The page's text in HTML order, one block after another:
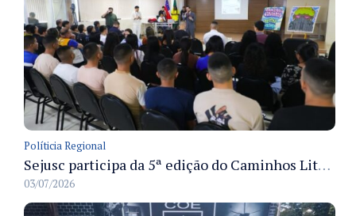
Políticia Regional
Sejusc participa da 5ª edição do Caminhos Literários com foco na cultura hip-hop nas unidades socioeducativas
03/07/2026